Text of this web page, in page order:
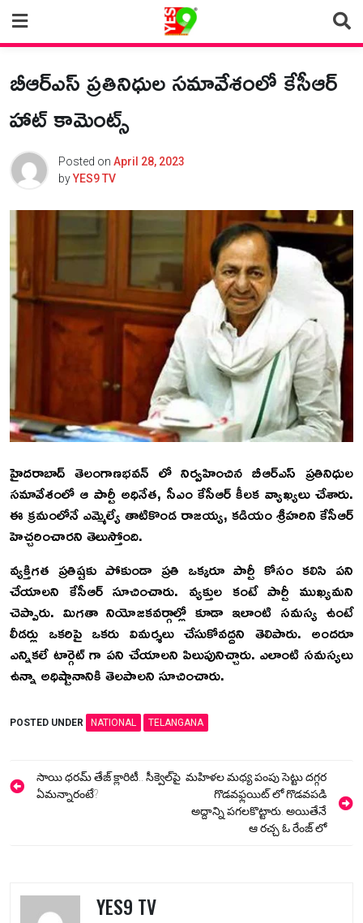
content
బీఆర్ఎస్ ప్రతినిధుల సమావేశంలో కేసీఆర్
హాట్ కామెంట్స్
Posted on April 28, 2023
byYES9 TV
హైదరాబాద్ తెలంగాణభవన్ లో నిర్వహించిన బీఆర్ఎస్ ప్రతినిధుల
సమావేశంలో ఆ పార్టీ అధినేత, సీఎం కేసీఆర్ కీలక వ్యాఖ్యలు చేశారు.
ఈ క్రమంలోనే ఎమ్మెల్యే తాటికొండ రాజయ్య, కడియం శ్రీహరిని కేసీఆర్
హెచ్చరించారని తెలుస్తోంది.
వ్యక్తిగత ప్రతిష్టకు పోకుండా ప్రతి ఒక్కరూ పార్టీ కోసం కలిసి పని
చేయాలని కేసీఆర్ సూచించారు. వ్యక్తుల కంటే పార్టీ ముఖ్యమని
చెప్పారు. మిగతా నియోజకవర్గాల్లో కూడా ఇలాంటి సమస్య ఉంటే
లీడర్లు ఒకరిపై ఒకరు విమర్శలు చేసుకోవద్దని తెలిపారు. అందరూ
ఎన్నికలే టార్గెట్ గా పని చేయాలని పిలుపునిచ్చారు. ఎలాంటి సమస్యలు
ఉన్నా అధిష్టానానికి తెలపాలని సూచించారు.
POSTED UNDER NATIONAL TELANGANA
Post
navigation
సాయి ధరమ్ తేజ్ క్లారిటీ.. సీక్వెల్‌పై
ఏమన్నారంటే?
మహిళల మధ్య పంపు సెట్టు దగ్గర
గొడవఫ్లయిట్ లో గొడవపడి
అద్దాన్ని పగలకొట్టారు. అయితేనే
ఆ రచ్చ ఓ రేంజ్ లో
YES9 TV